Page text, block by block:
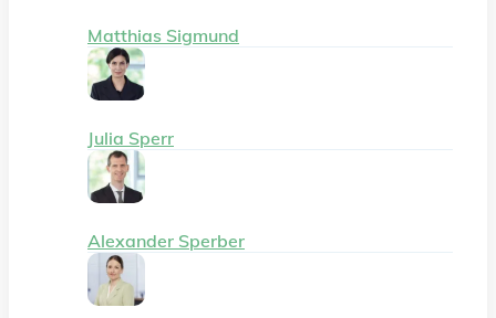
Matthias Sigmund
Julia Sperr
Alexander Sperber